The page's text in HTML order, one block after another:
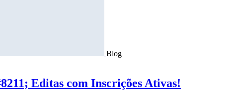
Blog
Editas com Inscrições Ativas!